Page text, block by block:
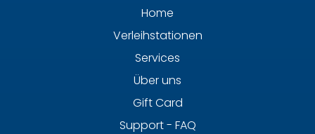
Home
Verleihstationen
Services
Über uns
Gift Card
Support - FAQ